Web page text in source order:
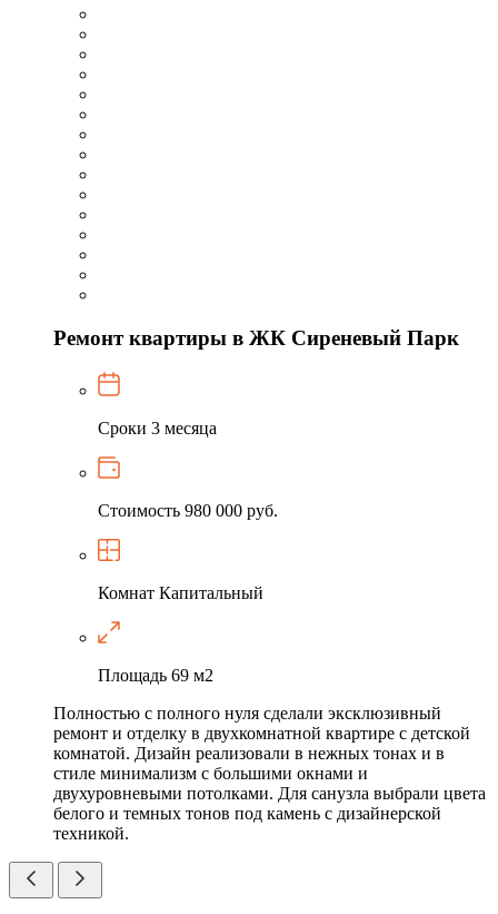
Ремонт квартиры в ЖК Сиреневый Парк
Сроки 3 месяца
Стоимость 980 000 руб.
Комнат Капитальный
Площадь 69 м2
Полностью с полного нуля сделали эксклюзивный
ремонт и отделку в двухкомнатной квартире с детской
комнатой. Дизайн реализовали в нежных тонах и в
стиле минимализм с большими окнами и
двухуровневыми потолками. Для санузла выбрали цвета
белого и темных тонов под камень с дизайнерской
техникой.